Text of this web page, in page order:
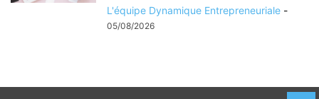
L'équipe Dynamique Entrepreneuriale -
05/08/2026